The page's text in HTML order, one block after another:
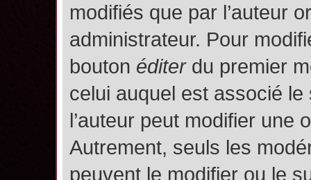
modifiés que par l’auteur
administrateur. Pour
bouton éditerdu premier
celui auquel est associé le
l’auteur peut modifier une
Autrement, seuls les
peuvent le modifier ou le